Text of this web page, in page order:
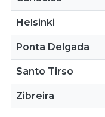
Helsinki
Ponta Delgada
Santo Tirso
Zibreira